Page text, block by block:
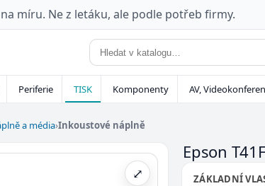
míru. Ne z letáku, ale podle potřeb firmy.
Periferie TISK Komponenty AV,
a média›Inkoustové náplně
⤢
Epson
ZÁKLADNÍ